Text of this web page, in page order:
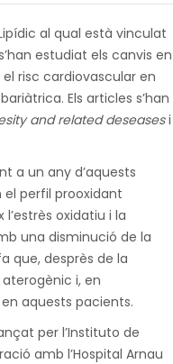
al qual està vinculat
estudiat els canvis en
risc cardiovascular en
Els articles s’han
and related deseasesi
a un any d’aquests
perfil prooxidant
oxidatiu i la
una disminució de la
que, desprès de la
i, en
aquests pacients.
per l’Instituto de
amb l’Hospital Arnau